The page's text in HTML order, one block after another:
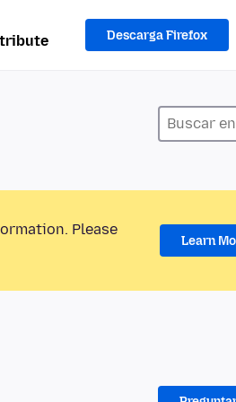
Descarga Firefox
Please
Learn